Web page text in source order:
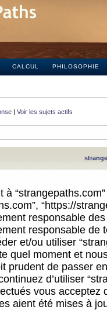
CALCUL PHILOSOPHIE
| Voir les sujets actifs
à
“https://
responsable
responsable
et/ou utiliser
quel moment et
prudent de passer
d’utiliser
vous acceptez
aient été mises à